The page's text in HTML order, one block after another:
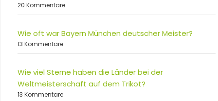
20 Kommentare
Wie oft war Bayern München deutscher Meister?
13 Kommentare
Wie viel Sterne haben die Länder bei der
Weltmeisterschaft auf dem Trikot?
13 Kommentare